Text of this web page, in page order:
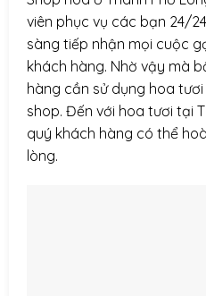
viên phục vụ các bạn 24/
sàng tiếp nhận mọi cuộc
khách hàng. Nhờ vậy mà
hàng cần sử dụng hoa
shop. Đến với hoa tươi tại
quý khách hàng có thể
lòng.